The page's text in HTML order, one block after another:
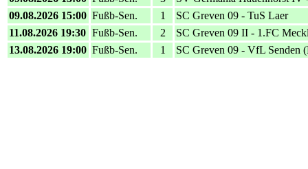
09.08.2026 15:00 Fußb-Sen. 1
SC Greven 09 - TuS Laer
11.08.2026 19:30 Fußb-Sen. 2
SC Greven 09 II - 1.FC
13.08.2026 19:00 Fußb-Sen. 1 SC Greven 09 - VfL Senden